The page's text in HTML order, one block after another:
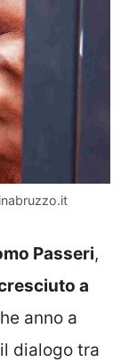
Passeri,
a
anno a
dialogo tra